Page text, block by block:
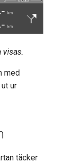
visas.
med
ur
täcker